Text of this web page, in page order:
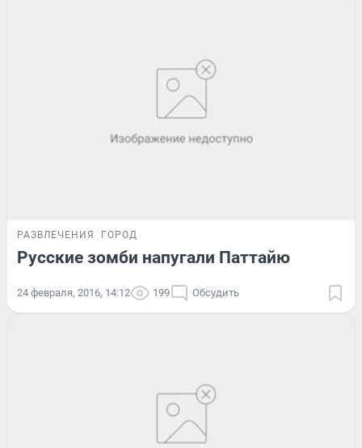
РАЗВЛЕЧЕНИЯ ГОРОД
Русские зомби напугали Паттайю
24 февраля, 2016, 14:12 199 Обсудить